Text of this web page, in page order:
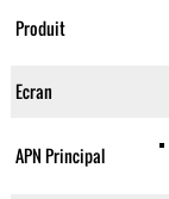
Produit
Ecran
APN Principal